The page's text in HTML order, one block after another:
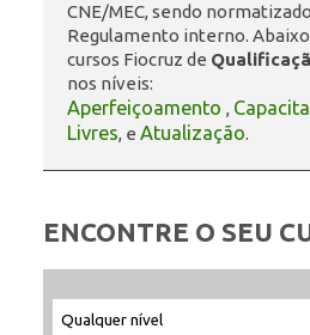
PLATAFORMAS
DOCUMENTOS
DOCENTES
CNE/MEC, sendo
Regulamento interno.
cursos Fiocruz de
nos níveis:
Aperfeiçoamento,
Livres, eAtualização.
ENCONTRE O SEU
Filtrar
por
nível:
Filtrar
por
modalidade:
Selecione
unidade:
Ordenar
por: